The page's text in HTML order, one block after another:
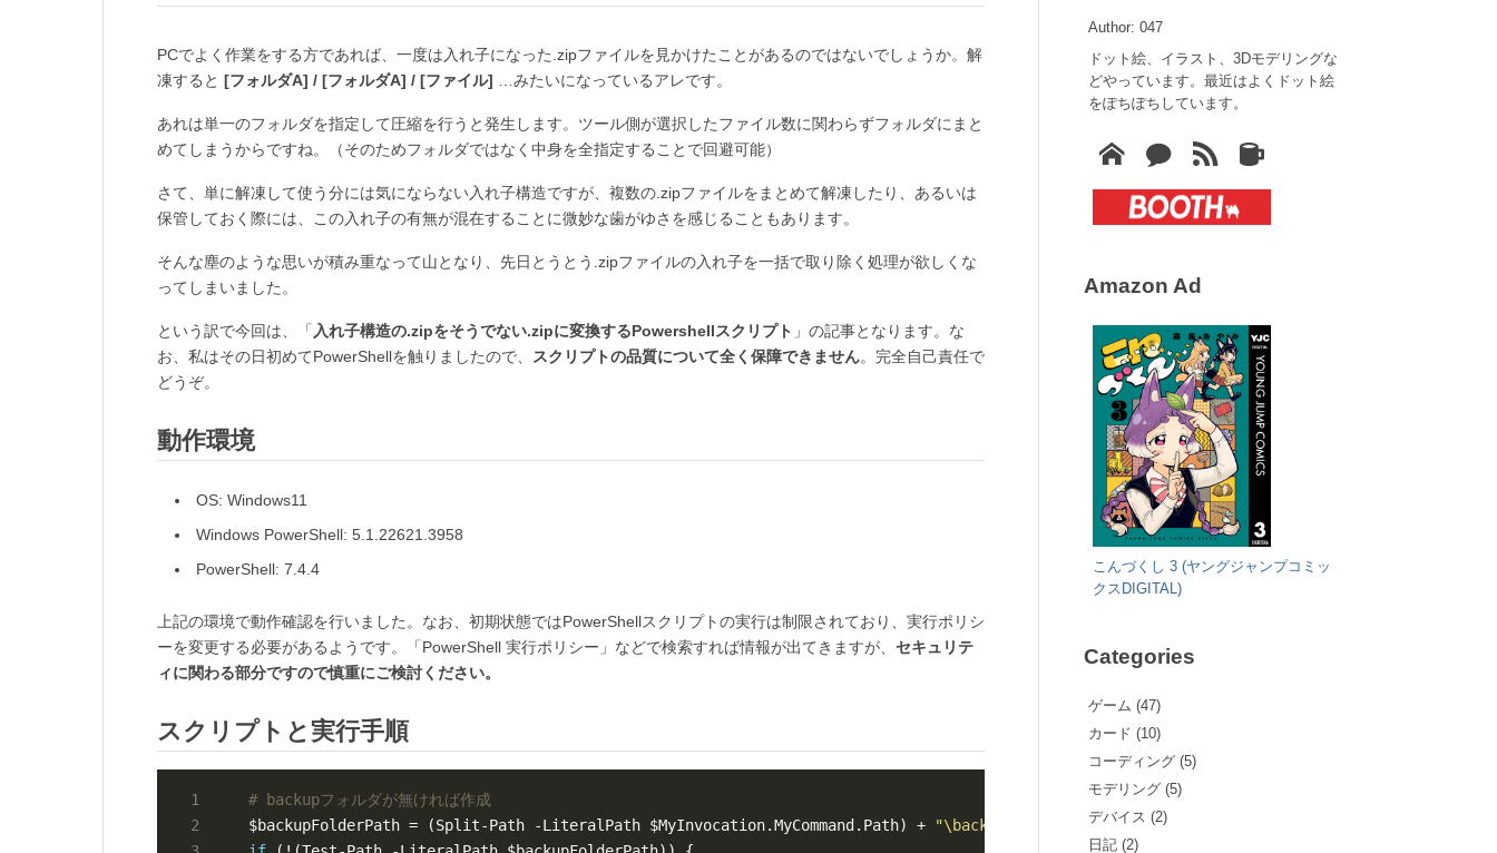
PCでよく作業をする方であれば、一度は入れ子になった.zipファイルを見かけたことがあるのではないでしょうか。解
凍すると [フォルダA] / [フォルダA] / [ファイル] …みたいになっているアレです。
あれは単一のフォルダを指定して圧縮を行うと発生します。ツール側が選択したファイル数に関わらずフォルダにまと
めてしまうからですね。（そのためフォルダではなく中身を全指定することで回避可能）
さて、単に解凍して使う分には気にならない入れ子構造ですが、複数の.zipファイルをまとめて解凍したり、あるいは
保管しておく際には、この入れ子の有無が混在することに微妙な歯がゆさを感じることもあります。
そんな塵のような思いが積み重なって山となり、先日とうとう.zipファイルの入れ子を一括で取り除く処理が欲しくな
ってしまいました。
という訳で今回は、「 入れ子構造の.zipをそうでない.zipに変換するPowershellスクリプト 」の記事となります。な
お、私はその日初めてPowerShellを触りましたので、
スクリプトの品質について全く保障できません。完全自己責任で
どうぞ。
動作環境
OS: Windows11
Windows PowerShell: 5.1.22621.3958
PowerShell: 7.4.4
上記の環境で動作確認を行いました。なお、初期状態ではPowerShellスクリプトの実行は制限されており、実行ポリシ
ーを変更する必要があるようです。「PowerShell 実行ポリシー」などで検索すれば情報が出てきますが、 セキュリテ
ィに関わる部分ですので慎重にご検討ください。
スクリプトと実行手順
# backupフォルダが無ければ作成
$backupFolderPath = (Split-Path -LiteralPath $MyInvocation.MyCommand.Path) +
"\backup\"
Author: 047
ドット絵、イラスト、3Dモデリングな
どやっています。最近はよくドット絵
をぽちぽちしています。
Amazon Ad
こんづくし 3 (ヤングジャンプコミッ
クスDIGITAL)
Categories
ゲーム (47)
カード (10)
コーディング (5)
モデリング (5)
デバイス (2)
日記 (2)